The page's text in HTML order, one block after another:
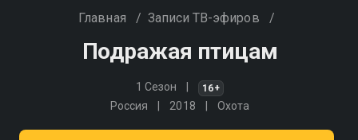
Главная / Записи ТВ-эфиров /
Подражая птицам
1 Сезон 16+
Россия 2018 Охота